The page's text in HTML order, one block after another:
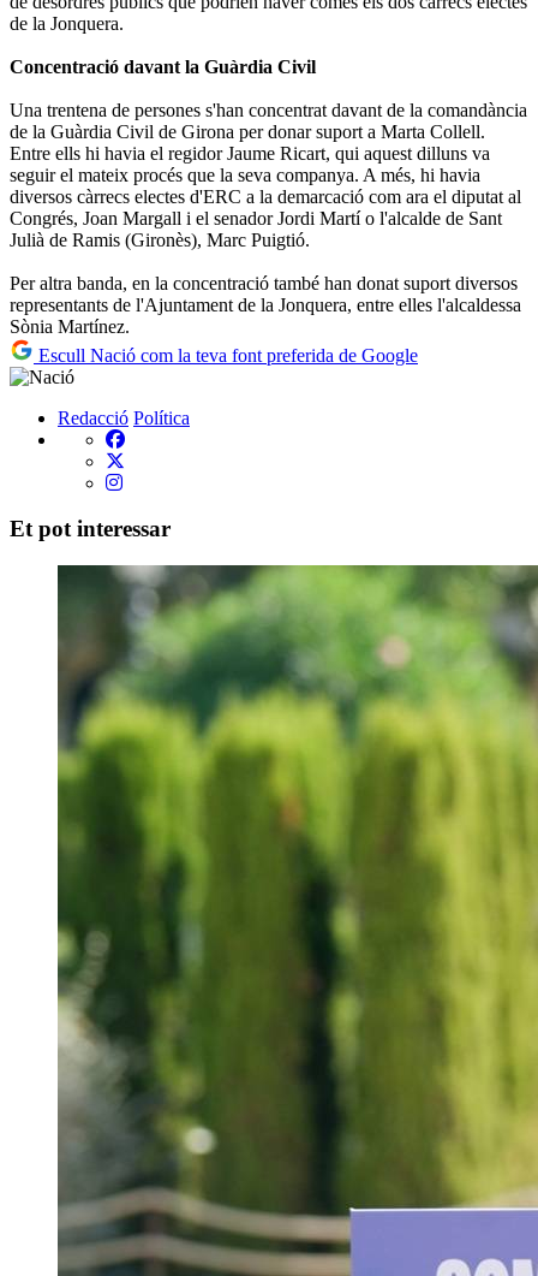
de la Jonquera.
Concentració davant la Guàrdia Civil
Una trentena de persones s'han concentrat davant de la comandància
de la Guàrdia Civil de Girona per donar suport a Marta Collell.
Entre ells hi havia el regidor Jaume Ricart, qui aquest dilluns va
seguir el mateix procés que la seva companya. A més, hi havia
diversos càrrecs electes d'ERC a la demarcació com ara el diputat al
Congrés, Joan Margall i el senador Jordi Martí o l'alcalde de Sant
Julià de Ramis (Gironès), Marc Puigtió.
Per altra banda, en la concentració també han donat suport diversos
representants de l'Ajuntament de la Jonquera, entre elles l'alcaldessa
Sònia Martínez.
Escull Nació com la teva font preferida de Google
Redacció Política
Et pot interessar